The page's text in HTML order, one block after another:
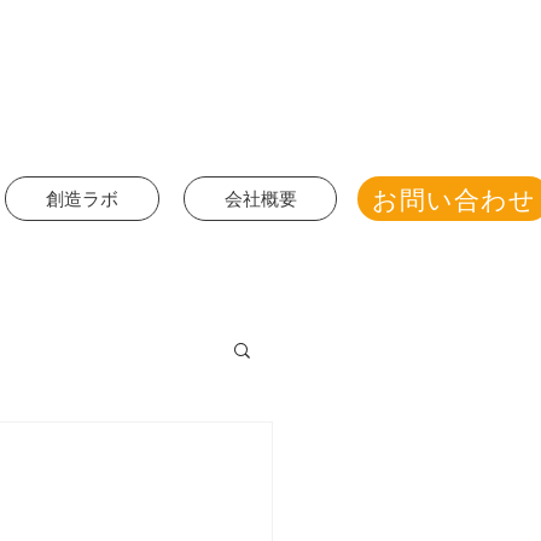
創造ラボ 会社概要 お問い合わせ